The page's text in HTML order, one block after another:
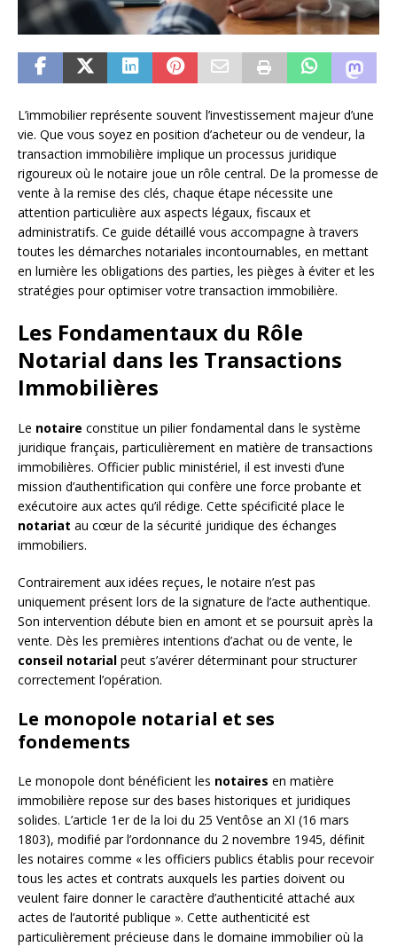
L’immobilier représente souvent l’investissement majeur d’une
vie. Que vous soyez en position d’acheteur ou de vendeur, la
transaction immobilière implique un processus juridique
rigoureux où le notaire joue un rôle central. De la promesse de
vente à la remise des clés, chaque étape nécessite une
attention particulière aux aspects légaux, fiscaux et
administratifs. Ce guide détaillé vous accompagne à travers
toutes les démarches notariales incontournables, en mettant
en lumière les obligations des parties, les pièges à éviter et les
stratégies pour optimiser votre transaction immobilière.
Les Fondamentaux du Rôle
Notarial dans les Transactions
Immobilières
Le notaire constitue un pilier fondamental dans le système
juridique français, particulièrement en matière de transactions
immobilières. Officier public ministériel, il est investi d’une
mission d’authentification qui confère une force probante et
exécutoire aux actes qu’il rédige. Cette spécificité place le
notariat au cœur de la sécurité juridique des échanges
immobiliers.
Contrairement aux idées reçues, le notaire n’est pas
uniquement présent lors de la signature de l’acte authentique.
Son intervention débute bien en amont et se poursuit après la
vente. Dès les premières intentions d’achat ou de vente, le
conseil notarial peut s’avérer déterminant pour structurer
correctement l’opération.
Le monopole notarial et ses
fondements
Le monopole dont bénéficient les notaires en matière
immobilière repose sur des bases historiques et juridiques
solides. L’article 1er de la loi du 25 Ventôse an XI (16 mars
1803), modifié par l’ordonnance du 2 novembre 1945, définit
les notaires comme « les officiers publics établis pour recevoir
tous les actes et contrats auxquels les parties doivent ou
veulent faire donner le caractère d’authenticité attaché aux
actes de l’autorité publique ». Cette authenticité est
particulièrement précieuse dans le domaine immobilier où la